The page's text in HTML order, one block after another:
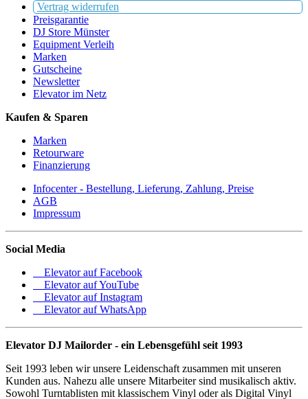
Vertrag widerrufen
Preisgarantie
DJ Store Münster
Equipment Verleih
Marken
Gutscheine
Newsletter
Elevator im Netz
Kaufen & Sparen
Marken
Retourware
Finanzierung
Infocenter - Bestellung, Lieferung, Zahlung, Preise
AGB
Impressum
Social Media
Elevator auf Facebook
Elevator auf YouTube
Elevator auf Instagram
Elevator auf WhatsApp
Elevator DJ Mailorder - ein Lebensgefühl seit 1993
Seit 1993 leben wir unsere Leidenschaft zusammen mit unseren
Kunden aus. Nahezu alle unsere Mitarbeiter sind musikalisch aktiv.
Sowohl Turntablisten mit klassischem Vinyl oder als Digital Vinyl